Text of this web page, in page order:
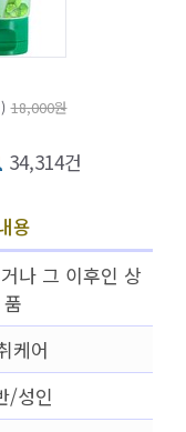
18,000원
34,314건
용
나 그 이후인 상
품
케어
/성인